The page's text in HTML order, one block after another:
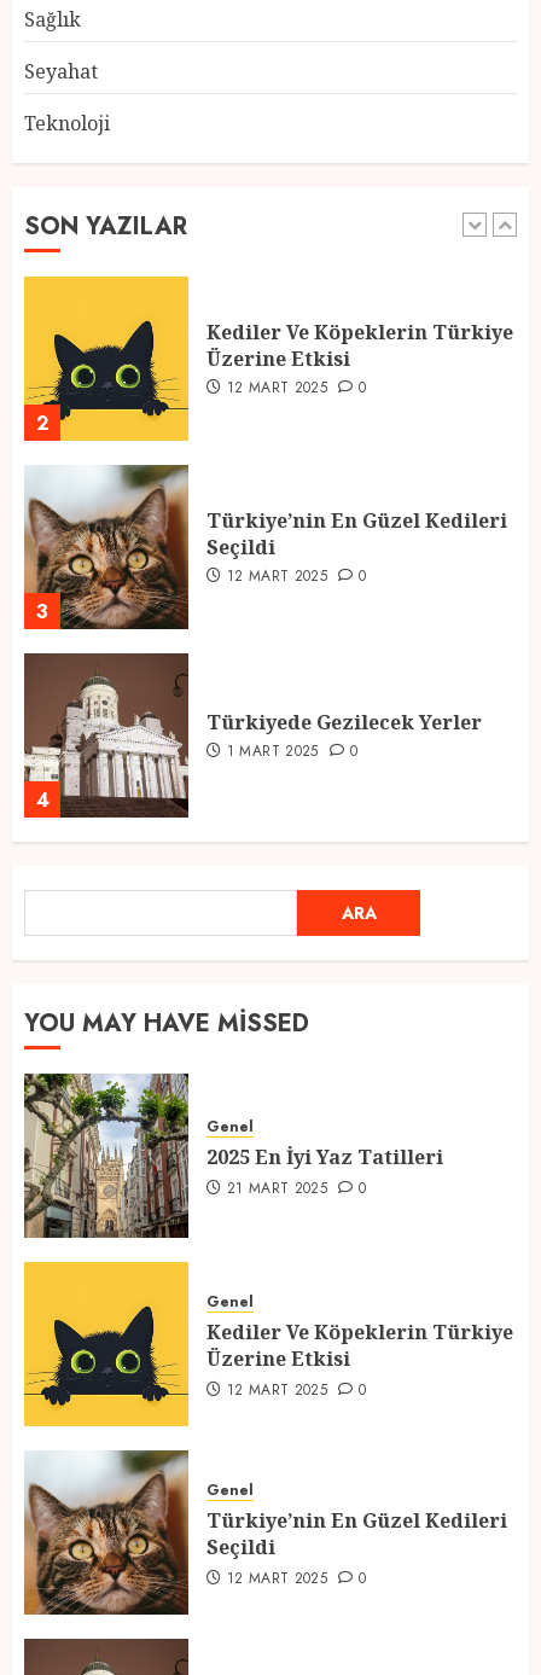
Sağlık
Seyahat
Teknoloji
SON YAZILAR
5
1
2025 En İyi Yaz Tatilleri
2
Kediler Ve Köpeklerin Türkiye
Üzerine Etkisi
12 MART 2025 0
3
Türkiye’nin En Güzel Kedileri
Seçildi
12 MART 2025 0
4
Türkiyede Gezilecek Yerler
1 MART 2025 0
Ramazan Ayı 2025: Manevi
Atmosfer ve Özel Hazırlıklar
1
21 MART 2025
2
Üzerine Etkisi
12 MART 2025 0
3
Seçildi
12 MART 2025 0
ARA
YOU MAY HAVE MISSED
Genel
2025 En İyi Yaz Tatilleri
21 MART 2025 0
Genel
Kediler Ve Köpeklerin Türkiye
Üzerine Etkisi
12 MART 2025 0
Genel
Türkiye’nin En Güzel Kedileri
Seçildi
12 MART 2025 0